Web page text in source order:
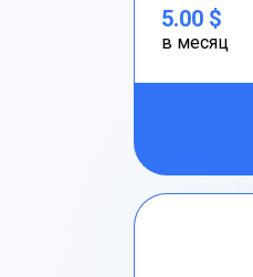
5.00 $
в месяц